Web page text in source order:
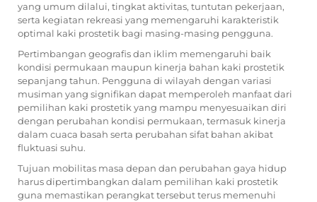
yang umum dilalui, tingkat aktivitas, tuntutan pekerjaan,
serta kegiatan rekreasi yang memengaruhi karakteristik
optimal kaki prostetik bagi masing-masing pengguna.
Pertimbangan geografis dan iklim memengaruhi baik
kondisi permukaan maupun kinerja bahan kaki prostetik
sepanjang tahun. Pengguna di wilayah dengan variasi
musiman yang signifikan dapat memperoleh manfaat dari
pemilihan kaki prostetik yang mampu menyesuaikan diri
dengan perubahan kondisi permukaan, termasuk kinerja
dalam cuaca basah serta perubahan sifat bahan akibat
fluktuasi suhu.
Tujuan mobilitas masa depan dan perubahan gaya hidup
harus dipertimbangkan dalam pemilihan kaki prostetik
guna memastikan perangkat tersebut terus memenuhi